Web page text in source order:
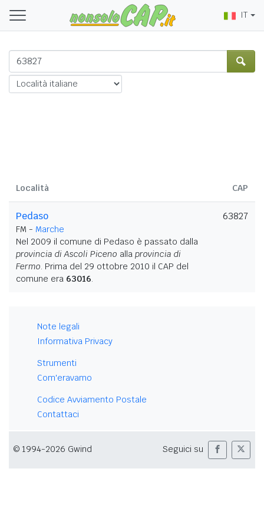
IT
Località CAP
Pedaso
FM - Marche
Nel 2009 il comune di Pedaso è passato dalla
provincia di Ascoli Piceno alla provincia di
Fermo. Prima del 29 ottobre 2010 il CAP del
comune era 63016.
63827
Note legali
Informativa Privacy
Strumenti
Com'eravamo
Codice Avviamento Postale
Contattaci
© 1994-2026 Gwind Seguici su